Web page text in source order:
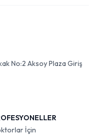
No:2 Aksoy Plaza Giriş
İçin